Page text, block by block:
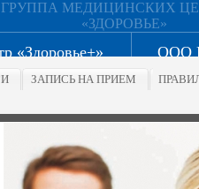
ГРУППА МЕДИЦИНСКИХ
«ЗДОРОВЬЕ»
«Здоровье+» ООО
ЗАПИСЬ НА ПРИЕМ